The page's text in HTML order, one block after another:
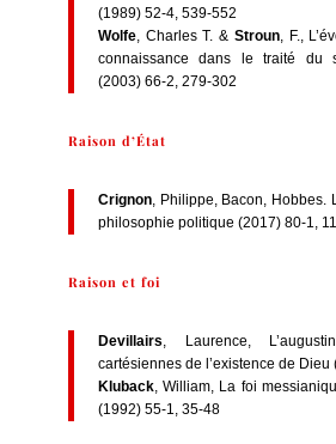
(1989) 52-4, 539-552
Wolfe, Charles T. & Stroun, F.,
connaissance dans le traité du
(2003) 66-2, 279-302
Raison d’État
Crignon, Philippe, Bacon, Hobbes.
philosophie politique (2017) 80-1,
Raison et foi
Devillairs, Laurence,
cartésiennes de l’existence de
Kluback, William, La foi
(1992) 55-1, 35-48